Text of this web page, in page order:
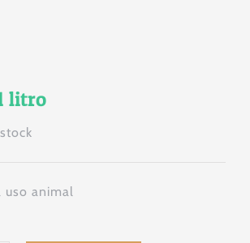
litro
uso animal